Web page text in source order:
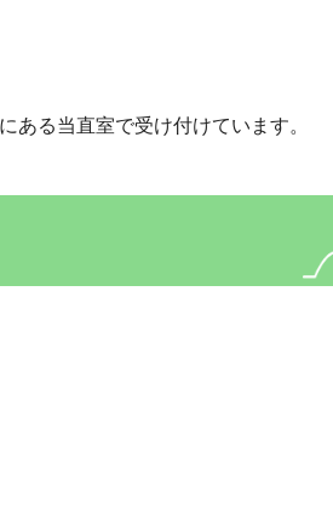
ある当直室で受け付けています。